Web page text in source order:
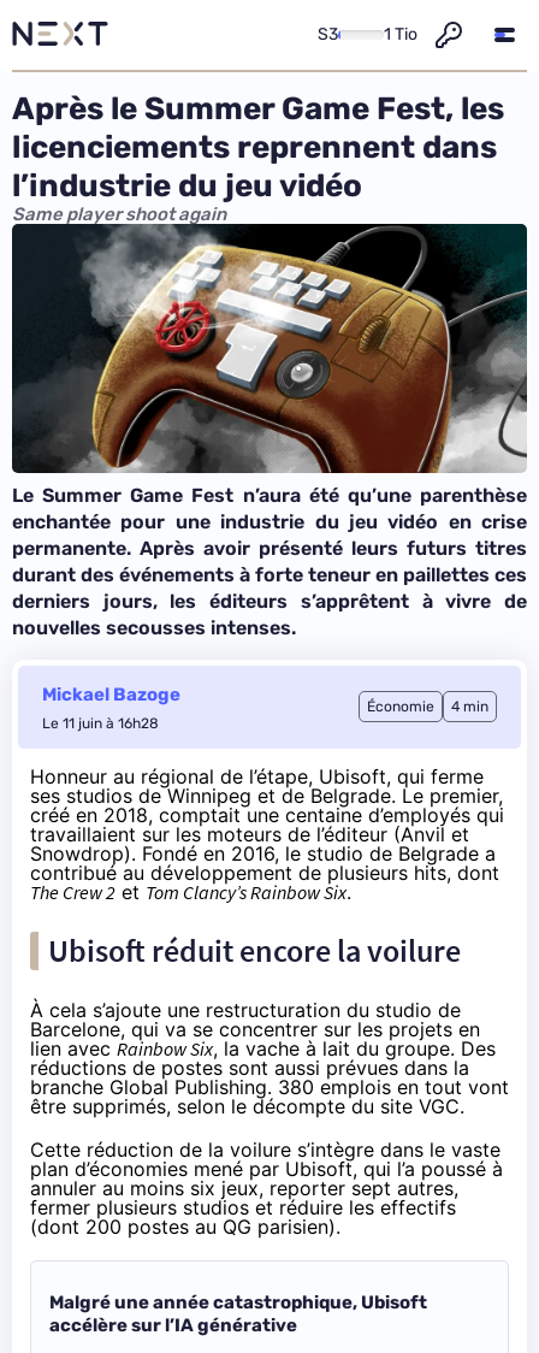
S3 1 Tio
Après le Summer Game Fest, les
licenciements reprennent dans
l’industrie du jeu vidéo
Same player shoot again
Le Summer Game Fest n’aura été qu’une parenthèse
enchantée pour une industrie du jeu vidéo en crise
permanente. Après avoir présenté leurs futurs titres
durant des événements à forte teneur en paillettes ces
derniers jours, les éditeurs s’apprêtent à vivre de
nouvelles secousses intenses.
Mickael Bazoge
Le 11 juin à 16h28
Économie 4 min
Honneur au régional de l’étape, Ubisoft, qui ferme
ses studios de Winnipeg et de Belgrade. Le premier,
créé en 2018, comptait une centaine d’employés qui
travaillaient sur les moteurs de l’éditeur (Anvil et
Snowdrop). Fondé en 2016, le studio de Belgrade a
contribué au développement de plusieurs hits, dont
The Crew 2 et Tom Clancy’s Rainbow Six.
Ubisoft réduit encore la voilure
À cela s’ajoute une restructuration du studio de
Barcelone, qui va se concentrer sur les projets en
lien avec Rainbow Six, la vache à lait du groupe. Des
réductions de postes sont aussi prévues dans la
branche Global Publishing. 380 emplois en tout vont
être supprimés, selon le décompte du site VGC.
Cette réduction de la voilure s’intègre dans le vaste
plan d’économies mené par Ubisoft, qui l’a poussé à
annuler au moins six jeux, reporter sept autres,
fermer plusieurs studios et réduire les effectifs
(dont 200 postes au QG parisien).
Malgré une année catastrophique, Ubisoft
accélère sur l’IA générative